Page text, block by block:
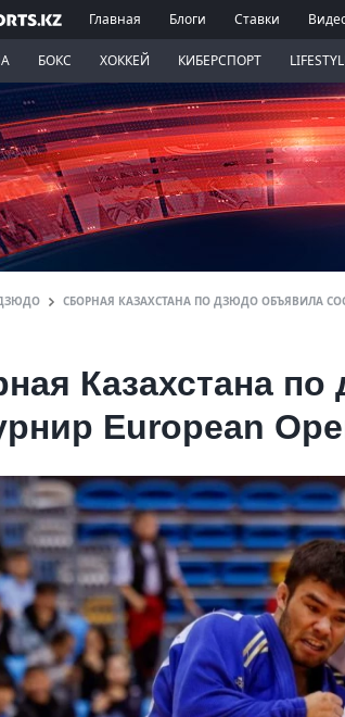
Главная Блоги Ставки
БОКС ХОККЕЙ КИБЕРСПОРТ
СБОРНАЯ КАЗАХСТАНА ПО ДЗЮДО ОБЪЯВИЛА
Казахстана по
European